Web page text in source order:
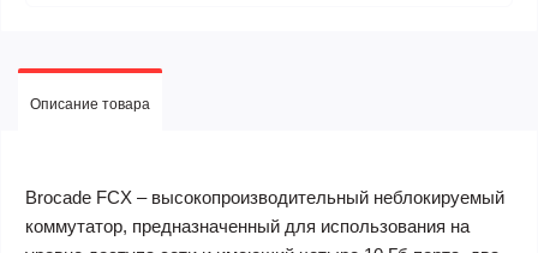
Описание товара
Brocade FCX – высокопроизводительный неблокируемый
коммутатор, предназначенный для использования на